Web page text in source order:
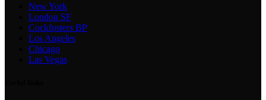
New York
London SF
Cockfosters BP
Los Angeles
Chicago
Las Vegas